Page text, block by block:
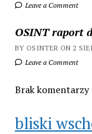
Leave a Comment
OSINT raport
BY OSINTER ON 2
Leave a Comment
Brak
bliski